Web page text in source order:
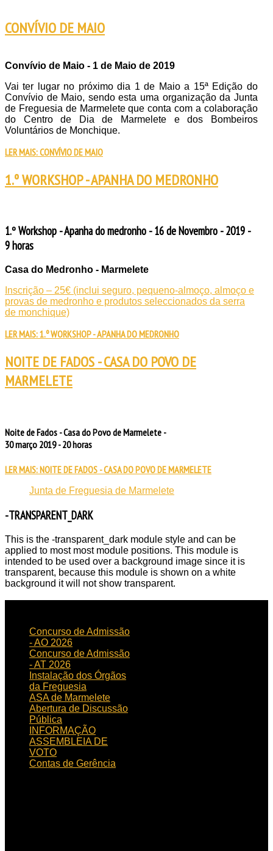
CONVÍVIO DE MAIO
Convívio de Maio - 1 de Maio de 2019
Vai ter lugar no próximo dia 1 de Maio a 15ª Edição do
Convívio de Maio, sendo esta uma organização da Junta
de Freguesia de Marmelete que conta com a colaboração
do Centro de Dia de Marmelete e dos Bombeiros
Voluntários de Monchique.
LER MAIS: CONVÍVIO DE MAIO
1.º WORKSHOP - APANHA DO MEDRONHO
1.º Workshop - Apanha do medronho - 16 de Novembro - 2019 -
9 horas
Casa do Medronho - Marmelete
Inscrição – 25€ (inclui seguro, pequeno-almoço, almoço e
provas de medronho e produtos seleccionados da serra
de monchique)
LER MAIS: 1.º WORKSHOP - APANHA DO MEDRONHO
NOITE DE FADOS - CASA DO POVO DE
MARMELETE
Noite de Fados - Casa do Povo de Marmelete -
30 março 2019 - 20 horas
LER MAIS: NOITE DE FADOS - CASA DO POVO DE MARMELETE
Junta de Freguesia de Marmelete
-TRANSPARENT_DARK
This is the -transparent_dark module style and can be
applied to most most module positions. This module is
intended to be used over a background image since it is
transparent, because this module is shown on a white
background it will not show transparent.
Concurso de Admissão
- AO 2026
Concurso de Admissão
- AT 2026
Instalação dos Órgãos
da Freguesia
ASA de Marmelete
Abertura de Discussão
Pública
INFORMAÇÃO
ASSEMBLEIA DE
VOTO
Contas de Gerência